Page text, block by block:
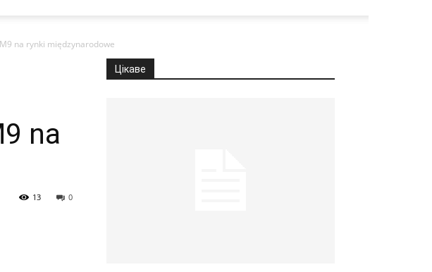
na rynki międzynarodowe
na
0
13
Цікаве